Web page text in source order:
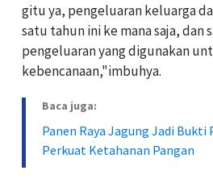
gitu ya, pengeluaran keluarga
satu tahun ini ke mana saja, dan
pengeluaran yang digunakan
kebencanaan,"imbuhya.
Baca juga:
Panen Raya Jagung Jadi Bukti
Perkuat Ketahanan Pangan